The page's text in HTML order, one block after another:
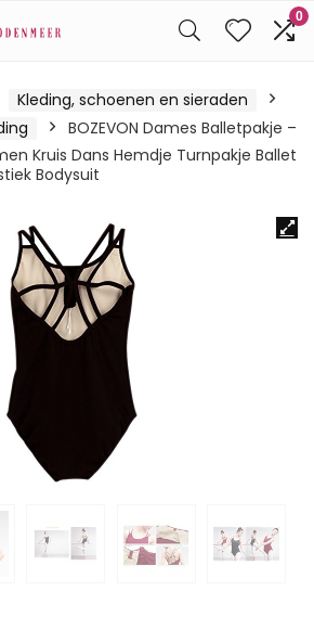
0
Kleding, schoenen en sieraden
BOZEVON Dames Balletpakje –
Kruis Dans Hemdje Turnpakje Ballet
Bodysuit